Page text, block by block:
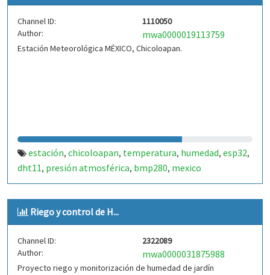
Channel ID:
1110050
Author:
mwa0000019113759
Estación Meteorológica MÉXICO, Chicoloapan.
estación, chicoloapan, temperatura, humedad, esp32,
dht11, presión atmosférica, bmp280, mexico
Riego y control de H...
Channel ID:
2322089
Author:
mwa0000031875988
Proyecto riego y monitorización de humedad de jardín